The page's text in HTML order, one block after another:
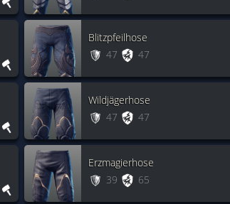
Blitzpfeilhose
47
47
Wildjägerhose
47
47
Erzmagierhose
39
65